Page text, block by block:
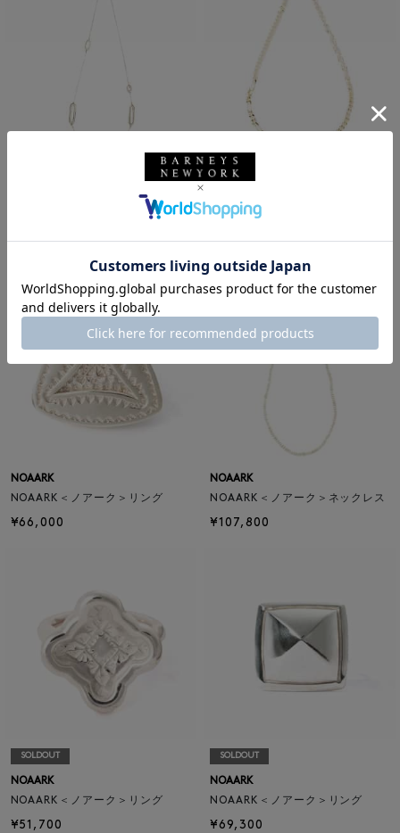
NOAARK＜ノアーク＞ネックレス
¥165,000
SOLDOUT
NOAARK
NOAARK＜ノアーク＞ネックレス
¥110,000
NOAARK
NOAARK＜ノアーク＞リング
¥66,000
NOAARK
NOAARK＜ノアーク＞ネックレス
¥107,800
SOLDOUT
NOAARK
NOAARK＜ノアーク＞リング
¥51,700
SOLDOUT
NOAARK
NOAARK＜ノアーク＞リング
¥69,300